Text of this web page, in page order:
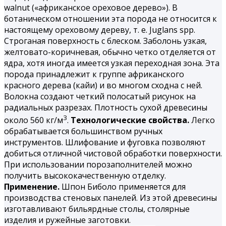
walnut («африканское ореховое дерево»). В
ботаническом отношении эта порода не относится к
настоящему ореховому дереву, т. е. Juglans spp.
Строганая поверхность с блеском. Заболонь узкая,
желтовато-коричневая, обычно четко отделяется от
ядра, хотя иногда имеется узкая переходная зона. Эта
порода принадлежит к группе африканского
красного дерева (кайи) и во многом сходна с ней.
Волокна создают четкий полосатый рисунок на
радиальных разрезах. Плотность сухой древесины
около 560 кг/м3. Технологические свойства.Легко
обрабатывается большинством ручных
инструментов. Шлифование и фуговка позволяют
добиться отличной чистовой обработки поверхности.
При использовании порозаполнителей можно
получить высококачественную отделку.
Применение. Шпон Биболо применяется для
производства стеновых панелей. Из этой древесины
изготавливают бильярдные столы, столярные
изделия и ружейные заготовки.